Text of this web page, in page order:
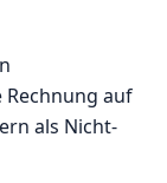
auf
als Nicht-